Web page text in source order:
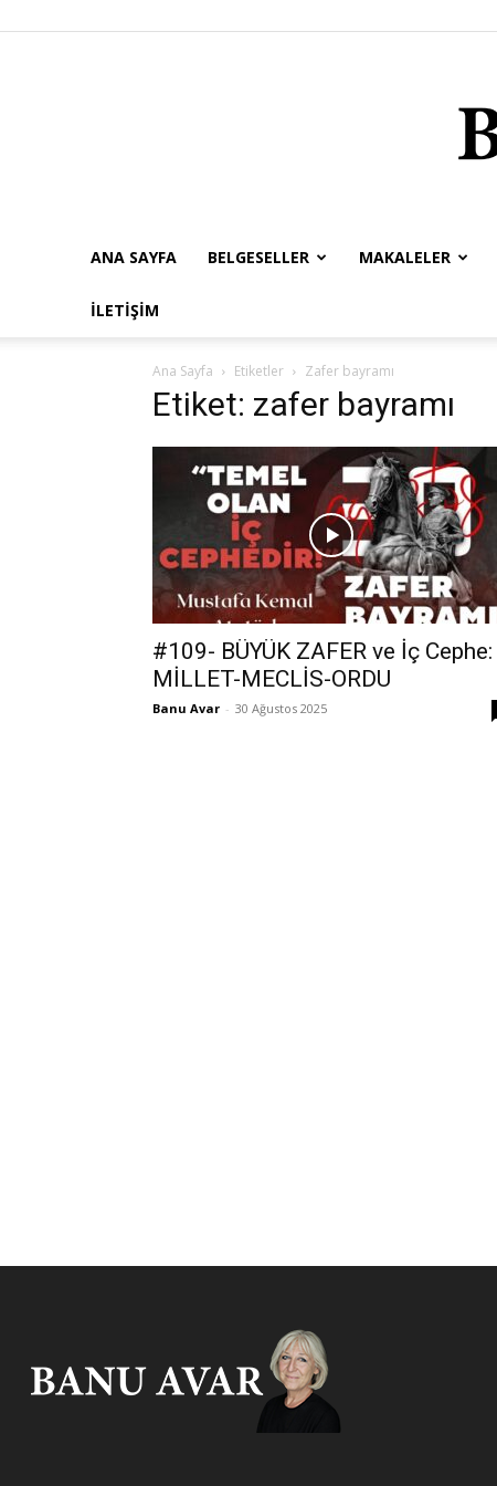
ANA SAYFA BELGESELLER MAKALELER
İLETIŞIM
Ana Sayfa Etiketler Zafer bayramı
Etiket: zafer bayramı
#109- BÜYÜK ZAFER ve İç Cephe:
MİLLET-MECLİS-ORDU
Banu Avar - 30 Ağustos 2025